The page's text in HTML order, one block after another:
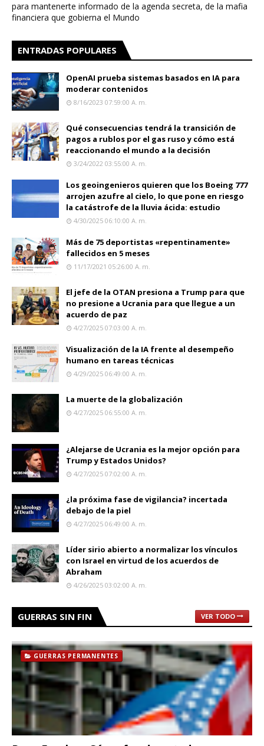
para mantenerte informado de la agenda secreta, de la mafia
financiera que gobierna el Mundo
ENTRADAS POPULARES
OpenAI prueba sistemas basados en IA para
moderar contenidos
8/16/2023 07:59:00 A. M.
Qué consecuencias tendrá la transición de
pagos a rublos por el gas ruso y cómo está
reaccionando el mundo a la decisión
3/24/2022 03:55:00 A. M.
Los geoingenieros quieren que los Boeing 777
arrojen azufre al cielo, lo que pone en riesgo
la catástrofe de la lluvia ácida: estudio
4/30/2025 06:10:00 A. M.
Más de 75 deportistas «repentinamente»
fallecidos en 5 meses
11/17/2021 05:26:00 A. M.
El jefe de la OTAN presiona a Trump para que
no presione a Ucrania para que llegue a un
acuerdo de paz
4/27/2025 07:03:00 A. M.
Visualización de la IA frente al desempeño
humano en tareas técnicas
4/29/2025 06:49:00 A. M.
La muerte de la globalización
4/27/2025 06:55:00 A. M.
¿Alejarse de Ucrania es la mejor opción para
Trump y Estados Unidos?
4/27/2025 07:02:00 A. M.
¿la próxima fase de vigilancia? incertada
debajo de la piel
4/27/2025 06:49:00 A. M.
Líder sirio abierto a normalizar los vínculos
con Israel en virtud de los acuerdos de
Abraham
4/26/2025 03:02:00 A. M.
GUERRAS SIN FIN VER TODO
GUERRAS PERMANENTES